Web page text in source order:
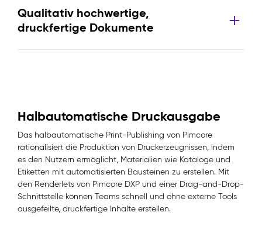
Qualitativ hochwertige,
druckfertige Dokumente
Halbautomatische Druckausgabe
Das halbautomatische Print-Publishing von Pimcore
rationalisiert die Produktion von Druckerzeugnissen, indem
es den Nutzern ermöglicht, Materialien wie Kataloge und
Etiketten mit automatisierten Bausteinen zu erstellen. Mit
den Renderlets von Pimcore DXP und einer Drag-and-Drop-
Schnittstelle können Teams schnell und ohne externe Tools
ausgefeilte, druckfertige Inhalte erstellen.